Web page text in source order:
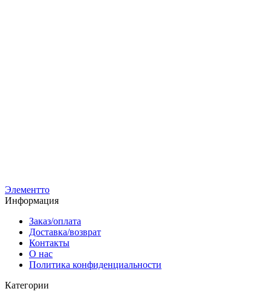
Элементто
Информация
Заказ/оплата
Доставка/возврат
Контакты
О нас
Политика конфиденциальности
Категории